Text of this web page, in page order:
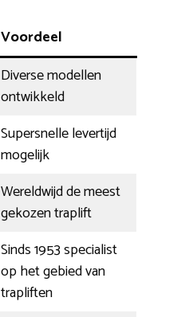
Voordeel
Diverse modellen
ontwikkeld
Supersnelle levertijd
mogelijk
Wereldwijd de meest
gekozen traplift
Sinds 1953 specialist
op het gebied van
trapliften